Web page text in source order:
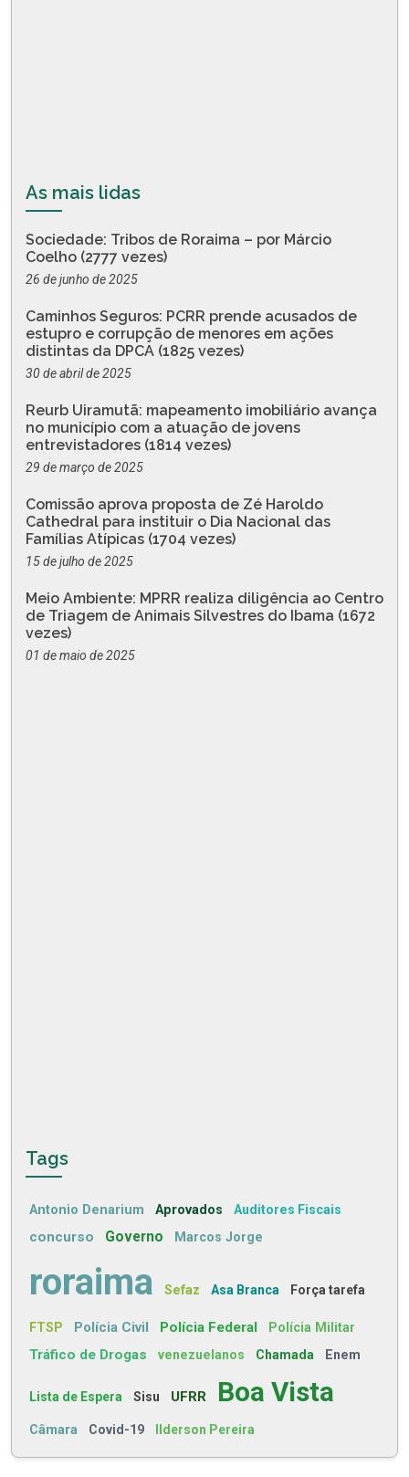
As mais lidas
Sociedade: Tribos de Roraima – por Márcio
Coelho (2777 vezes)
26 de junho de 2025
Caminhos Seguros: PCRR prende acusados de
estupro e corrupção de menores em ações
distintas da DPCA (1825 vezes)
30 de abril de 2025
Reurb Uiramutã: mapeamento imobiliário avança
no município com a atuação de jovens
entrevistadores (1814 vezes)
29 de março de 2025
Comissão aprova proposta de Zé Haroldo
Cathedral para instituir o Dia Nacional das
Famílias Atípicas (1704 vezes)
15 de julho de 2025
Meio Ambiente: MPRR realiza diligência ao Centro
de Triagem de Animais Silvestres do Ibama (1672
vezes)
01 de maio de 2025
Tags
Antonio Denarium Aprovados Auditores Fiscais
concurso Governo Marcos Jorge
roraima Sefaz Asa Branca Força tarefa
FTSP Polícia Civil Polícia Federal Polícia Militar
Tráfico de Drogas venezuelanos Chamada Enem
Lista de Espera Sisu UFRR Boa Vista
Câmara Covid-19 Ilderson Pereira